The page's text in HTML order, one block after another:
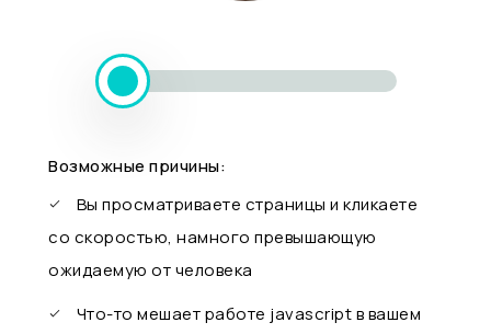
Возможные причины:
Вы просматриваете страницы и кликаете
со скоростью, намного превышающую
ожидаемую от человека
Что-то мешает работе javascript в вашем